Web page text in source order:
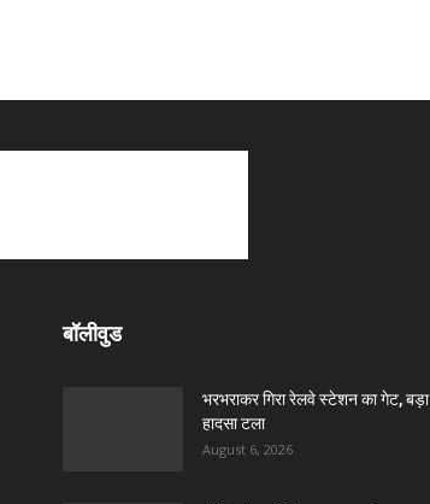
बॉलीवुड
भरभराकर गिरा रेलवे स्टेशन का गेट, बड़ा
हादसा टला
August 6, 2026